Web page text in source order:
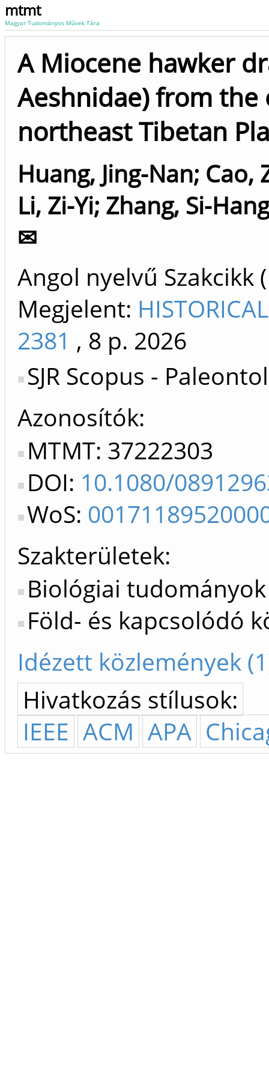
mtmt
Magyar Tudományos Művek Tára
A Miocene hawker
Aeshnidae) from the
northeast Tibetan
Huang, Jing-Nan; Cao,
Li, Zi-Yi; Zhang, Si-Hang
✉
Angol nyelvű
Megjelent:
2381 , 8 p. 2026
SJR Scopus -
Azonosítók
MTMT: 37222303
DOI: 10.1080/
WoS:
Szakterületek:
Biológiai tudományok
Föld- és kapcsolódó
Idézett közlemények
Hivatkozás stílusok:
IEEE ACM APA